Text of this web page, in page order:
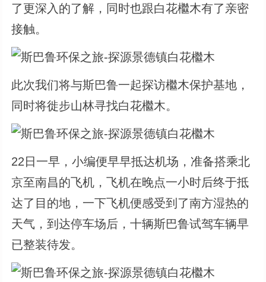
了更深入的了解，同时也跟白花檵木有了亲密
接触。
此次我们将与斯巴鲁一起探访檵木保护基地，
同时将徙步山林寻找白花檵木。
22日一早，小编便早早抵达机场，准备搭乘北
京至南昌的飞机，飞机在晚点一小时后终于抵
达了目的地，一下飞机便感受到了南方湿热的
天气，到达停车场后，十辆斯巴鲁试驾车辆早
已整装待发。